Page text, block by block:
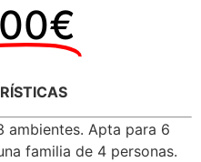
ambientes. Apta para 6
familia de 4 personas.